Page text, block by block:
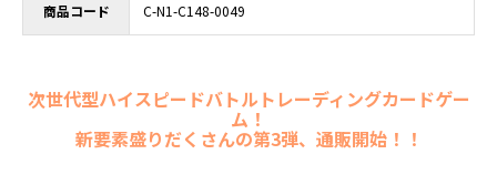
商品コード C-N1-C148-0049
次世代型ハイスピードバトルトレーディングカードゲー
ム！
新要素盛りだくさんの第3弾、通販開始！！